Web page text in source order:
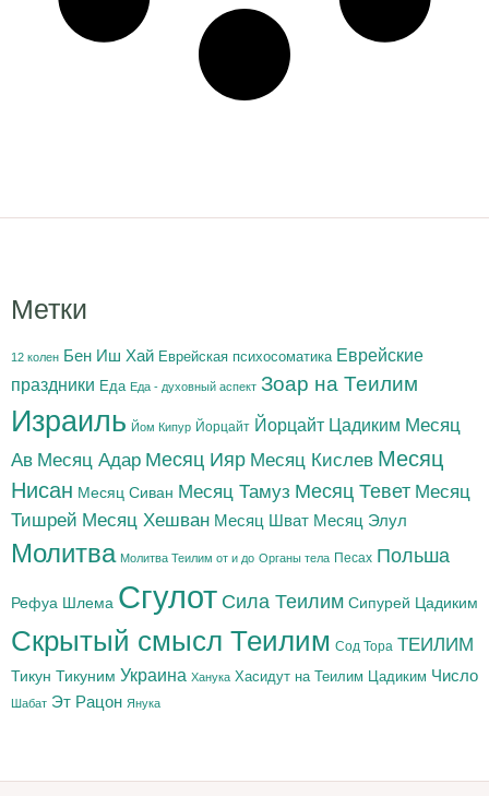
Метки
12 колен Бен Иш Хай Еврейская психосоматика Еврейские
праздники Еда Еда - духовный аспект Зоар на Теилим
Израиль Йом Кипур Йорцайт Йорцайт Цадиким Месяц
Ав Месяц Адар Месяц Ияр Месяц Кислев Месяц
Нисан Месяц Сиван Месяц Тамуз Месяц Тевет Месяц
Тишрей Месяц Хешван Месяц Шват Месяц Элул
Молитва Молитва Теилим от и до Органы тела Песах Польша
Рефуа Шлема Сгулот Сила Теилим Сипурей Цадиким
Скрытый смысл Теилим Сод Тора ТЕИЛИМ
Тикун Тикуним Украина Ханука Хасидут на Теилим Цадиким Число
Шабат Эт Рацон Янука